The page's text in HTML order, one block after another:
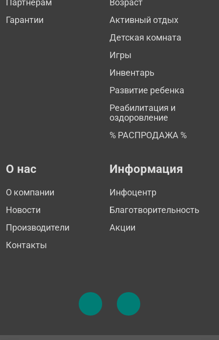
Партнёрам
Гарантии
Возраст
Активный отдых
Детская комната
Игры
Инвентарь
Развитие ребенка
Реабилитация и
оздоровление
% РАСПРОДАЖА %
О нас
О компании
Новости
Производители
Контакты
Информация
Инфоцентр
Благотворительность
Акции